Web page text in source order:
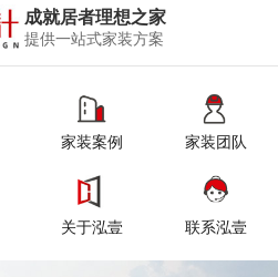
成就居者理想之家
提供一站式家装方案
家装案例 家装团队
关于泓壹 联系泓壹